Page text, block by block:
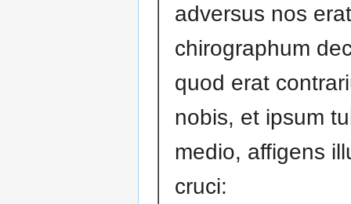
adversus nos erat
chirographum
quod erat
nobis, et ipsum
medio, affigens
cruci: